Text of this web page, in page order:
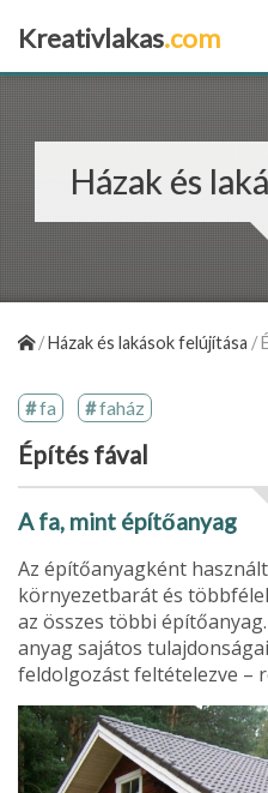
Kreativlakas.com
Házak és
/Házak és lakások felújítása /
fa faház
Építés fával
A fa, mint építőanyag
Az építőanyagként
környezetbarát és
az összes többi
anyag sajátos
feldolgozást feltételezve –